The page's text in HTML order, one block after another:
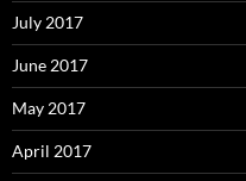
July 2017
June 2017
May 2017
April 2017